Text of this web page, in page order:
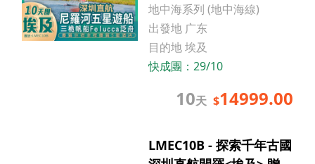
+包含一程內陸機」10天
純玩團
地中海系列 (地中海線)
出發地 广东
目的地 埃及
快成團： 29/10
10天 $14999.00
LMEC10B - 探索千年古國